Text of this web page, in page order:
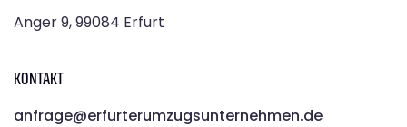
Anger 9, 99084 Erfurt
KONTAKT
anfrage@erfurterumzugsunternehmen.de